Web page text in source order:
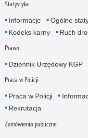
Statystyka
Informacje Ogólne
Kodeks karny
Ruch
Prawo
Dziennik Urzędowy KGP
Praca w Policji
Praca w Policji
Rekrutacja
Zamówienia publiczne